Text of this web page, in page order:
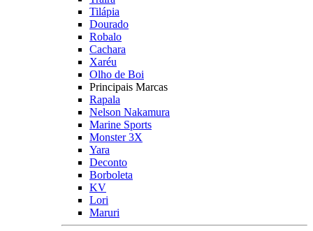
Tilápia
Dourado
Robalo
Cachara
Xaréu
Olho de Boi
Principais Marcas
Rapala
Nelson Nakamura
Marine Sports
Monster 3X
Yara
Deconto
Borboleta
KV
Lori
Maruri